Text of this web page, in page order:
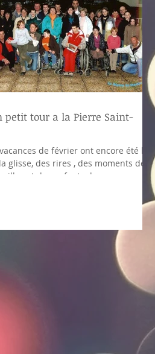
petit tour a la Pierre Saint-
de février ont encore été le
glisse, des rires , des moments de
et des enfants de...